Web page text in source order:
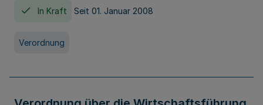
In Kraft Seit 01. Januar 2008
Verordnung